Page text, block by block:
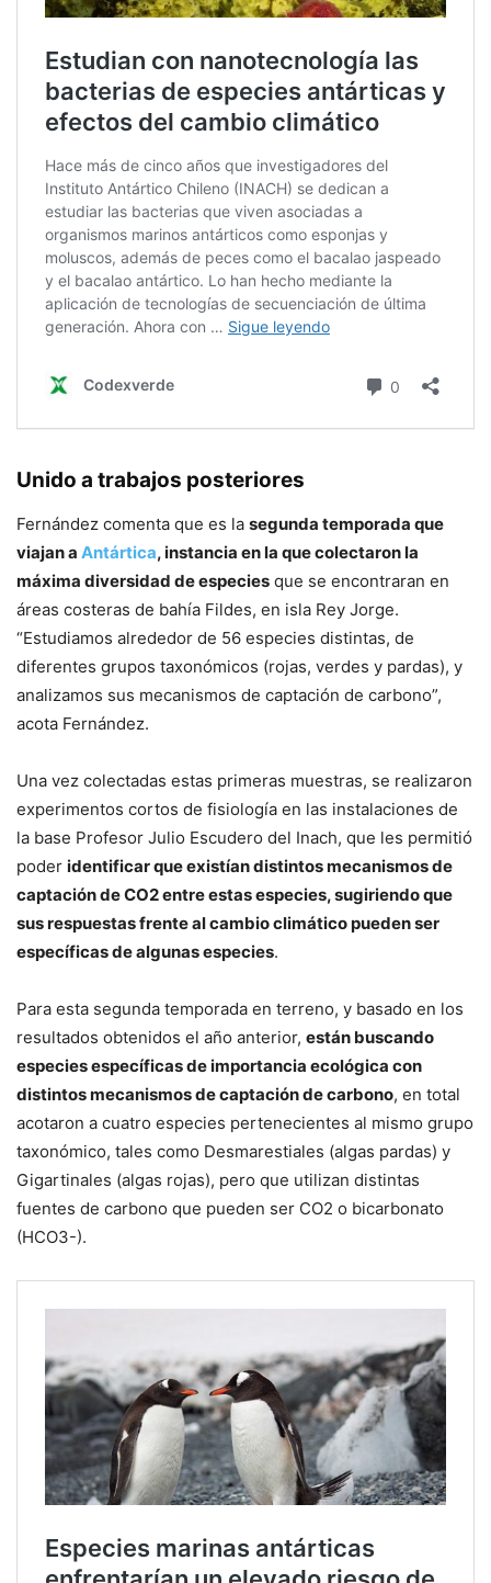
Unido a trabajos posteriores
Fernández comenta que es la segunda temporada que
viajan a Antártica, instancia en la que colectaron la
máxima diversidad de especies que se encontraran en
áreas costeras de bahía Fildes, en isla Rey Jorge.
“Estudiamos alrededor de 56 especies distintas, de
diferentes grupos taxonómicos (rojas, verdes y pardas), y
analizamos sus mecanismos de captación de carbono”,
acota Fernández.
Una vez colectadas estas primeras muestras, se realizaron
experimentos cortos de fisiología en las instalaciones de
la base Profesor Julio Escudero del Inach, que les permitió
poder identificar que existían distintos mecanismos de
captación de CO2 entre estas especies, sugiriendo que
sus respuestas frente al cambio climático pueden ser
específicas de algunas especies.
Para esta segunda temporada en terreno, y basado en los
resultados obtenidos el año anterior, están buscando
especies específicas de importancia ecológica con
distintos mecanismos de captación de carbono, en total
acotaron a cuatro especies pertenecientes al mismo grupo
taxonómico, tales como Desmarestiales (algas pardas) y
Gigartinales (algas rojas), pero que utilizan distintas
fuentes de carbono que pueden ser CO2 o bicarbonato
(HCO3-).